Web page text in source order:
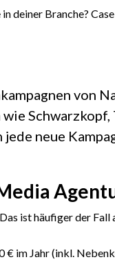
deiner Branche?
von
Schwarzkopf,
neue
ist häufiger der Fall
im Jahr (inkl.